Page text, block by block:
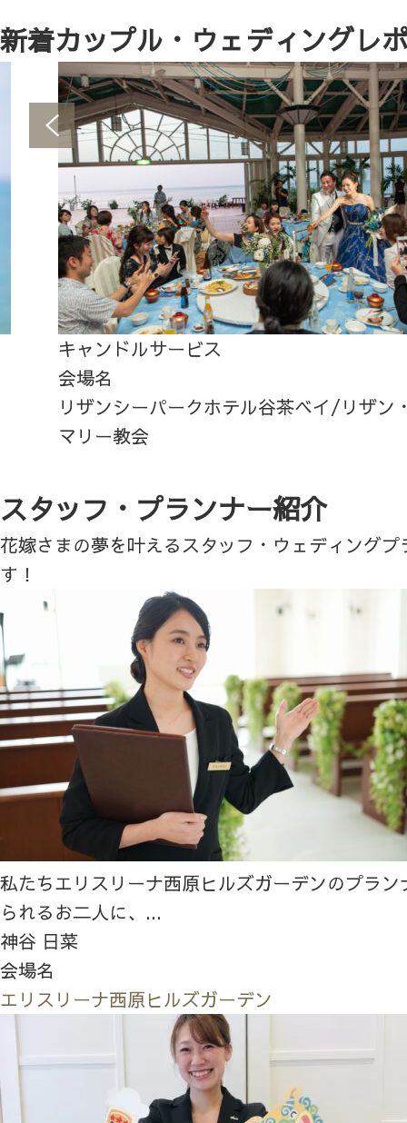
新着カップル・ウェディングレ
キャンドルサービス
会場名
リザンシーパークホテル谷茶ベイ/リザン
マリー教会
スタッフ・プランナー紹介
花嫁さまの夢を叶えるスタッフ・ウェディング
す！
私たちエリスリーナ西原ヒルズガーデンのプラ
られるお二人に、...
神谷 日菜
会場名
エリスリーナ西原ヒルズガーデン